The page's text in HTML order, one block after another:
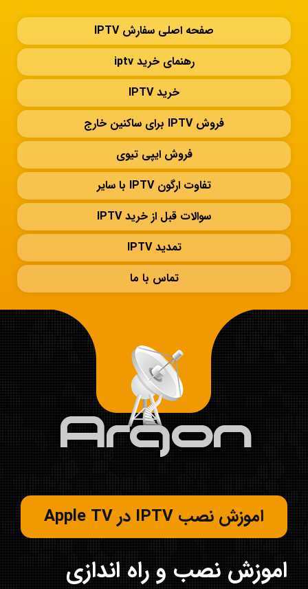
صفحه اصلی سفارش IPTV
رهنمای خرید iptv
خرید IPTV
فروش IPTV برای ساکنین خارج
فروش ایپی تیوی
تفاوت ارگون IPTV با سایر
سوالات قبل از خرید IPTV
تمدید IPTV
تماس با ما
اموزش نصب IPTV در Apple TV
اموزش نصب و راه اندازی